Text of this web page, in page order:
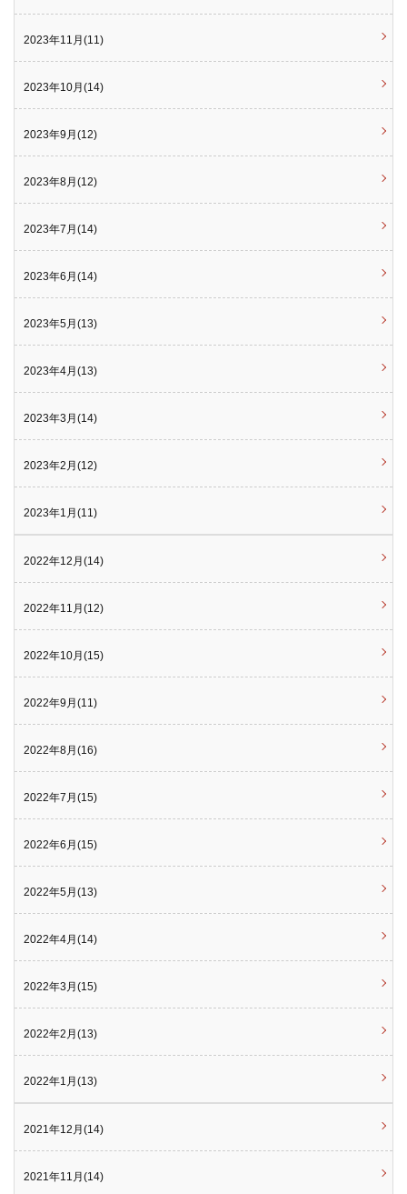
2023年11月(11)
2023年10月(14)
2023年9月(12)
2023年8月(12)
2023年7月(14)
2023年6月(14)
2023年5月(13)
2023年4月(13)
2023年3月(14)
2023年2月(12)
2023年1月(11)
2022年12月(14)
2022年11月(12)
2022年10月(15)
2022年9月(11)
2022年8月(16)
2022年7月(15)
2022年6月(15)
2022年5月(13)
2022年4月(14)
2022年3月(15)
2022年2月(13)
2022年1月(13)
2021年12月(14)
2021年11月(14)